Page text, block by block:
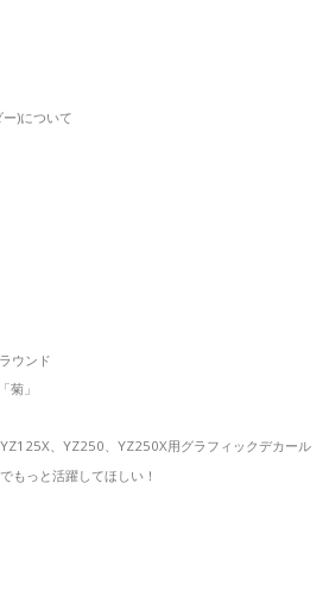
)について
ウンド
菊」
、YZ250、YZ250X用グラフィックデカール
もっと活躍してほしい！